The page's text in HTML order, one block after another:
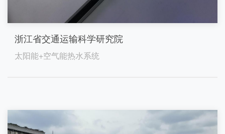
浙江省交通运输科学研究院
太阳能+空气能热水系统